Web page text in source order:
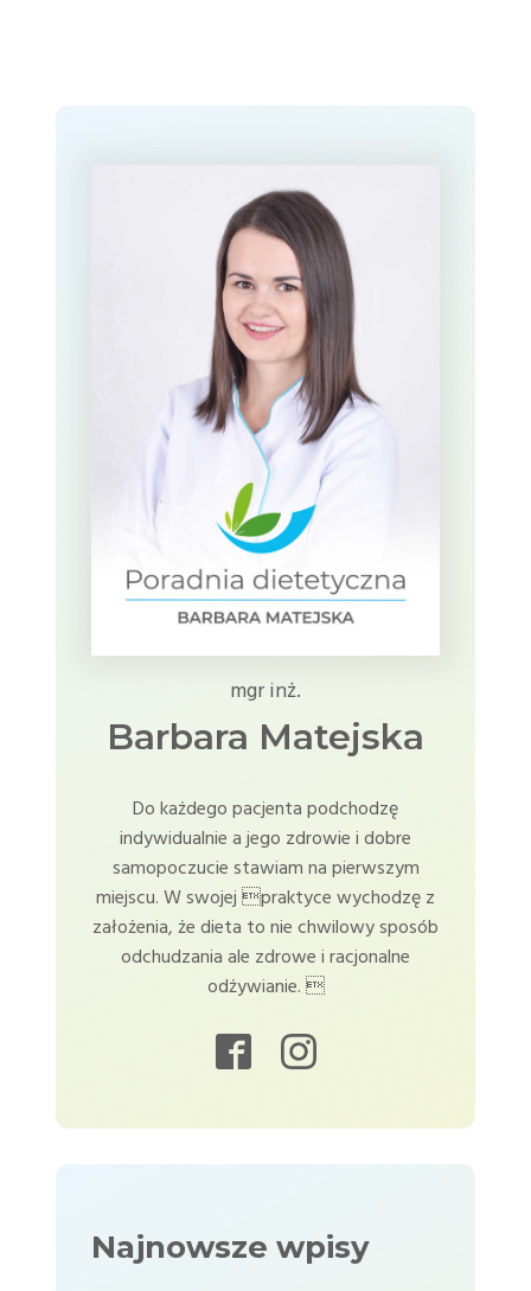
mgr inż.
Barbara Matejska
Do każdego pacjenta podchodzę
indywidualnie a jego zdrowie i dobre
samopoczucie stawiam na pierwszym
miejscu. W swojej praktyce wychodzę z
założenia, że dieta to nie chwilowy sposób
odchudzania ale zdrowe i racjonalne
odżywianie. 
Najnowsze wpisy